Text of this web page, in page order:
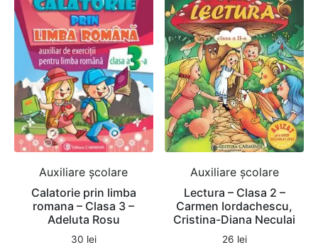
Auxiliare şcolare
Calatorie prin limba
romana – Clasa 3 –
Adeluta Rosu
30 lei
Auxiliare şcolare
Lectura – Clasa 2 –
Carmen Iordachescu,
Cristina-Diana Neculai
26 lei